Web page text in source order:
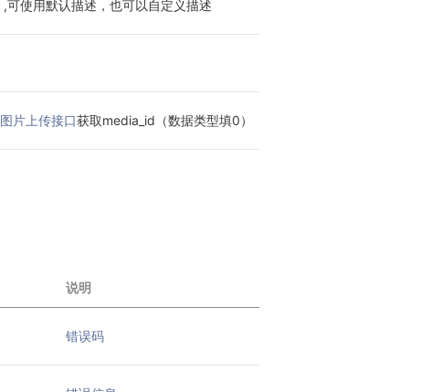
,可使用默认描述，也可以自定义描述
图片上传接口获取media_id（数据类型填0）
说明
错误码